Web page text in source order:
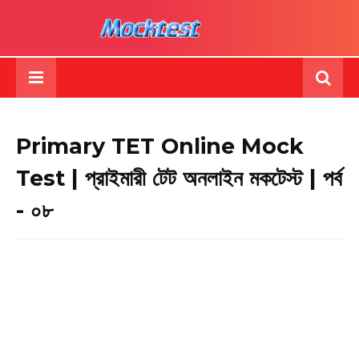
Primary TET Online Mock
Test | প্রাইমারী টেট অনলাইন মকটেস্ট | পর্ব
- ০৮